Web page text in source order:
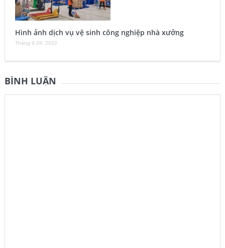
Hình ảnh dịch vụ vệ sinh công nghiệp nhà xưởng
Tháng 9 29, 2022
BÌNH LUẬN